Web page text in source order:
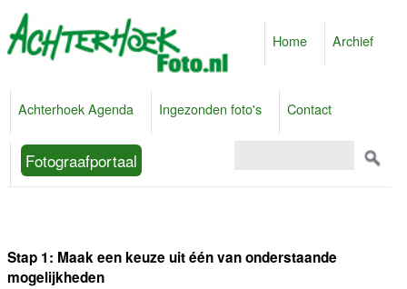
Home Archief
Achterhoek Agenda Ingezonden foto's Contact
Fotograafportaal
Stap 1: Maak een keuze uit één van onderstaande
mogelijkheden